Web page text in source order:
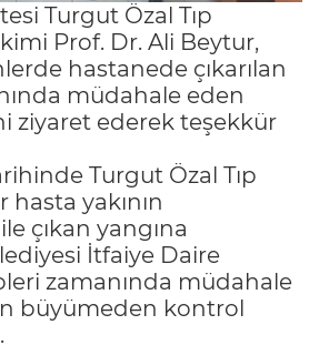
Turgut Özal Tıp
Prof. Dr. Ali Beytur,
hastanede çıkarılan
müdahale eden
ziyaret ederek teşekkür
Turgut Özal Tıp
hasta yakının
çıkan yangına
İtfaiye Daire
zamanında müdahale
büyümeden kontrol